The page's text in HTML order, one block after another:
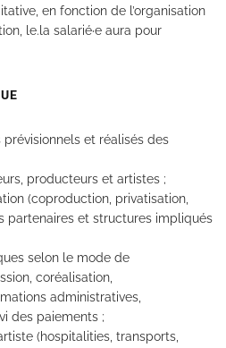
en fonction de l’organisation
le.la salarié·e aura pour
et réalisés des
producteurs et artistes ;
(coproduction, privatisation,
partenaires et structures impliqués
selon le mode de
coréalisation,
administratives,
des paiements ;
(hospitalities, transports,